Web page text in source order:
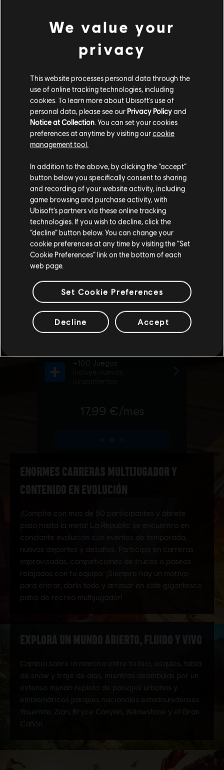
Por favor, visita nuestra Store local para realizar
tu compra.
Permanecer en esta Store
Actualizar mi localidad
We value your
privacy
This website processes personal data through the
use of online tracking technologies, including
cookies. To learn more about Ubisoft's use of
personal data, please see our Privacy Policyand
Notice at Collection. You can set your cookies
preferences at anytime by visiting ourcookie
management tool.
In addition to the above, by clicking the “accept”
button below you specifically consent to sharing
and recording of your website activity, including
game browsing and purchase activity, with
Ubisoft’s partners via these online tracking
technologies. If you wish to decline, click the
“decline” button below. You can change your
cookie preferences at any time by visiting the “Set
Cookie Preferences” link on the bottom of each
web page.
Set Cookie Preferences
Decline Accept